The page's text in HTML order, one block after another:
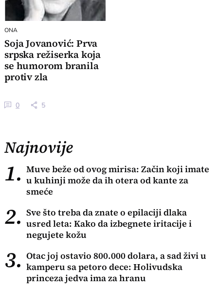
ONA
Soja Jovanović: Prva
srpska režiserka koja
se humorom branila
protiv zla
0 5
Najnovije
1. Muve beže od ovog mirisa: Začin koji imate
u kuhinji može da ih otera od kante za
smeće
2. Sve što treba da znate o epilaciji dlaka
usred leta: Kako da izbegnete iritacije i
negujete kožu
3. Otac joj ostavio 800.000 dolara, a sad živi u
kamperu sa petoro dece: Holivudska
princeza jedva ima za hranu